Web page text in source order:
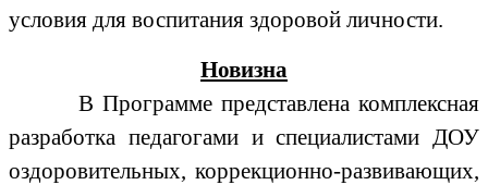
условия для воспитания здоровой личности.
Новизна
В Программе представлена комплексная
разработка педагогами и специалистами ДОУ
оздоровительных, коррекционно-развивающих,